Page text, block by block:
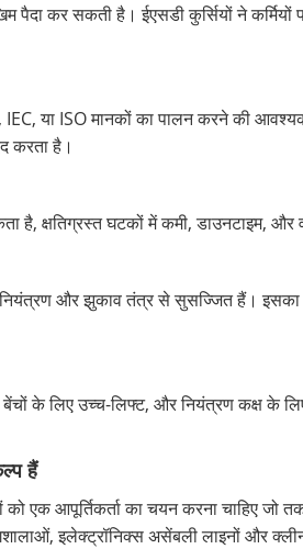
कर सकती है। ईएसडी कुर्सियों ने
या ISO मानकों का पालन करने की
करता है।
क्षतिग्रस्त घटकों में कमी, डाउनटाइम, और
नियंत्रण और झुकाव तंत्र से सुसज्जित हैं।
के लिए उच्च-लिफ्ट, और नियंत्रण कक्ष के
हैं
एक आपूर्तिकर्ता का चयन करना चाहिए जो
इलेक्ट्रॉनिक्स असेंबली लाइनों और